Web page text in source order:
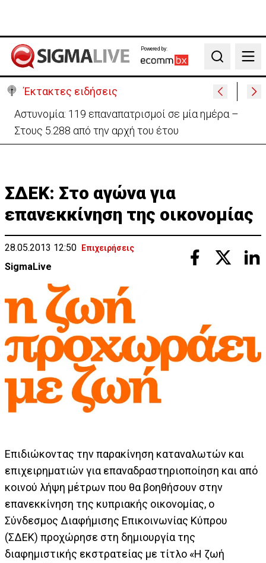
Powered by:
Search
Έκτακτες ειδήσεις
Θέλει να ξαναζωντανέψει την «Corner» o
Προύντζος - «Πληγώνει τις αναμνήσεις»
ΣΔΕΚ: Στο αγώνα για
επανεκκίνηση της οικονομίας
28.05.2013 12:50 Επιχειρήσεις
SigmaLive
Επιδιώκοντας την παρακίνηση καταναλωτών και
επιχειρηματιών για επαναδραστηριοποίηση και από
κοινού λήψη μέτρων που θα βοηθήσουν στην
επανεκκίνηση της κυπριακής οικονομίας, ο
Σύνδεσμος Διαφήμισης Επικοινωνίας Κύπρου
(ΣΔΕΚ) προχώρησε στη δημιουργία της
διαφημιστικής εκστρατείας με τίτλο «Η ζωή